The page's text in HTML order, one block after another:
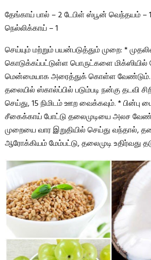
தேங்காய் பால் – 2 டேபிள் ஸ்பூன் வெந்தயம் –
நெல்லிக்காய் – 1
செய்யும் மற்றும் பயன்படுத்தும் முறை: *
கொடுக்கப்பட்டுள்ள பொருட்களை மிக்ஸியில்
மென்மையாக அரைத்துக் கொள்ள
தலையில் ஸ்கால்ப்பில் படும்படி நன்கு தடவி
செய்து, 15 நிமிடம் ஊற வைக்கவும். * பின்பு
சீகைக்காய் போட்டு தலைமுடியை அலச
முறையை வார இறுதியில் செய்து வந்தால்,
ஆரோக்கியம் மேம்பட்டு, தலைமுடி உதிர்வது